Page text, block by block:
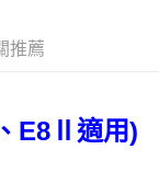
推薦
E8Ⅱ適用)